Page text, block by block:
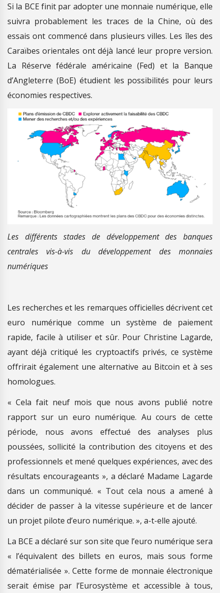
Si la BCE finit par adopter une monnaie numérique, elle
suivra probablement les traces de la Chine, où des
essais ont commencé dans plusieurs villes. Les îles des
Caraïbes orientales ont déjà lancé leur propre version.
La Réserve fédérale américaine (Fed) et la Banque
d’Angleterre (BoE) étudient les possibilités pour leurs
économies respectives.
Les différents stades de développement des banques
centrales vis-à-vis du développement des monnaies
numériques
Les recherches et les remarques officielles décrivent cet
euro numérique comme un système de paiement
rapide, facile à utiliser et sûr. Pour Christine Lagarde,
ayant déjà critiqué les cryptoactifs privés, ce système
offrirait également une alternative au Bitcoin et à ses
homologues.
« Cela fait neuf mois que nous avons publié notre
rapport sur un euro numérique. Au cours de cette
période, nous avons effectué des analyses plus
poussées, sollicité la contribution des citoyens et des
professionnels et mené quelques expériences, avec des
résultats encourageants », a déclaré Madame Lagarde
dans un communiqué. « Tout cela nous a amené à
décider de passer à la vitesse supérieure et de lancer
un projet pilote d’euro numérique. », a-t-elle ajouté.
La BCE a déclaré sur son site que l’euro numérique sera
« l’équivalent des billets en euros, mais sous forme
dématérialisée ». Cette forme de monnaie électronique
serait émise par l’Eurosystème et accessible à tous,